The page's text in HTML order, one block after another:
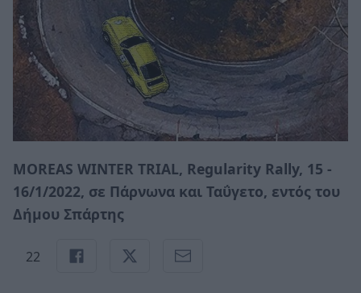
MOREAS WIΝTER TRIAL, Regularity Rally, 15 -
16/1/2022, σε Πάρνωνα και Ταΰγετο, εντός του
Δήμου Σπάρτης
22